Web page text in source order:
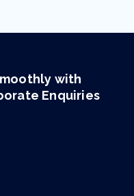
with
Enquiries